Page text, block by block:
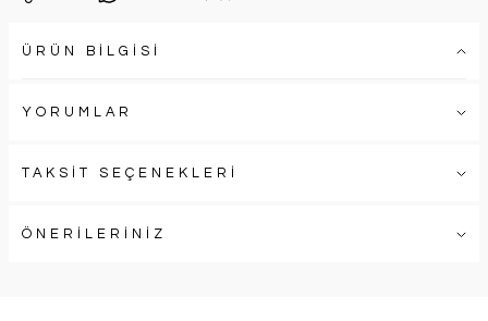
ÜRÜN BİLGİSİ
YORUMLAR
TAKSİT SEÇENEKLERİ
ÖNERİLERİNİZ